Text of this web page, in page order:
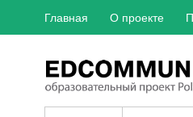
Главная О проекте